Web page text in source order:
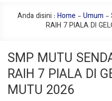
Anda disini : Home - Umum -
RAIH 7 PIALA DI
SMP MUTU
RAIH 7 PIALA DI
MUTU 2026